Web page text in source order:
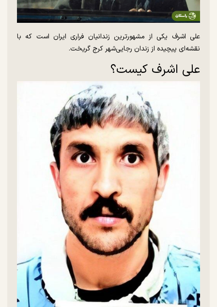
علی اشرف یکی از مشهورترین زندانیان فراری ایران است که با
نقشه‌ای پیچیده از زندان رجایی‌شهر کرج گریخت.
علی اشرف کیست؟